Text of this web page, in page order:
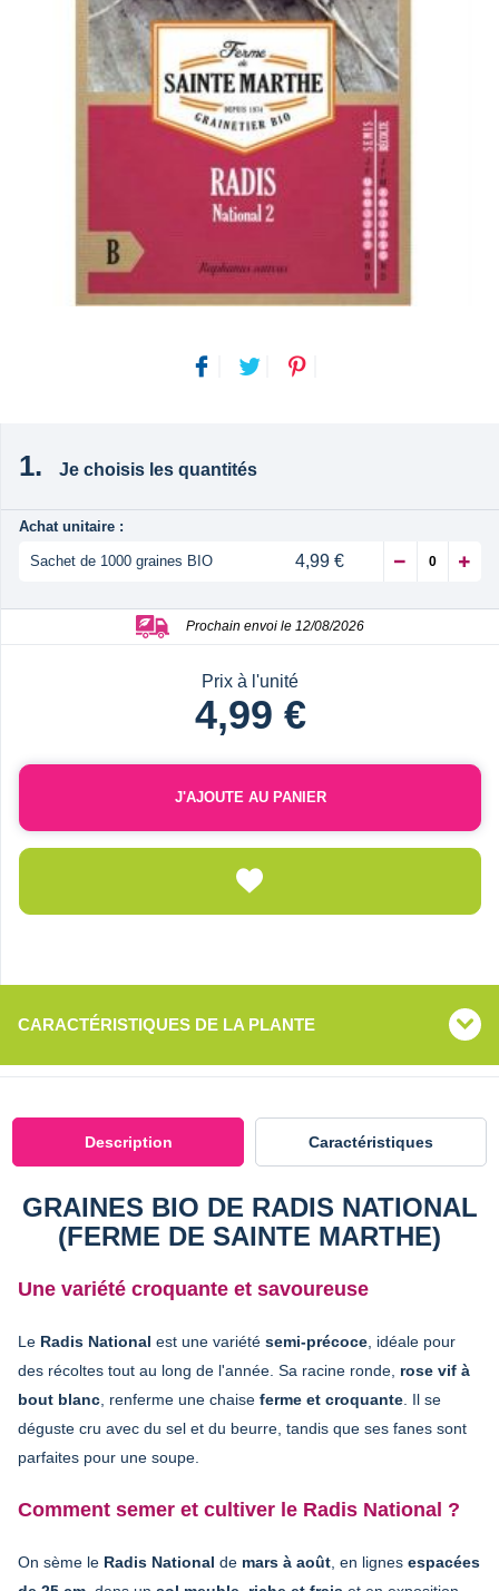
Je choisis les quantités
Achat unitaire :
Sachet de 1000 graines BIO 4,99 €
Prochain envoi le 12/08/2026
Prix à l'unité
4,99 €
J'AJOUTE AU PANIER
CARACTÉRISTIQUES DE LA PLANTE
Description Caractéristiques
GRAINES BIO DE RADIS NATIONAL
(FERME DE SAINTE MARTHE)
Une variété croquante et savoureuse
Le Radis National est une variété semi-précoce , idéale pour
des récoltes tout au long de l'année. Sa racine ronde, rose vif à
bout blanc , renferme une chaise ferme et croquante . Il se
déguste cru avec du sel et du beurre, tandis que ses fanes sont
parfaites pour une soupe.
Comment semer et cultiver le Radis National ?
On sème le Radis National de mars à août , en lignes espacées